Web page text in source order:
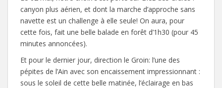
canyon plus aérien, et dont la marche d’approche sans
navette est un challenge à elle seule! On aura, pour
cette fois, fait une belle balade en forêt d’1h30 (pour 45
minutes annoncées).
Et pour le dernier jour, direction le Groin: l’une des
pépites de l’Ain avec son encaissement impressionnant :
sous le soleil de cette belle matinée, l’éclairage en bas